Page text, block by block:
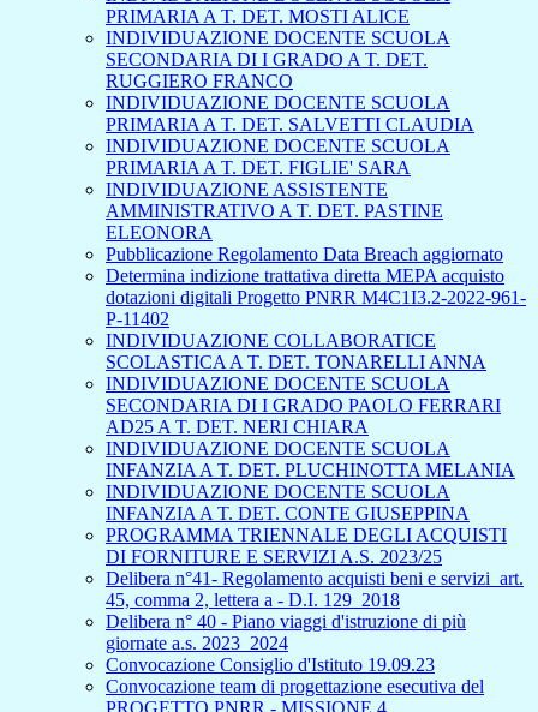
PRIMARIA A T. DET. MOSTI ALICE
INDIVIDUAZIONE DOCENTE SCUOLA
SECONDARIA DI I GRADO A T. DET.
RUGGIERO FRANCO
INDIVIDUAZIONE DOCENTE SCUOLA
PRIMARIA A T. DET. SALVETTI CLAUDIA
INDIVIDUAZIONE DOCENTE SCUOLA
PRIMARIA A T. DET. FIGLIE' SARA
INDIVIDUAZIONE ASSISTENTE
AMMINISTRATIVO A T. DET. PASTINE
ELEONORA
Pubblicazione Regolamento Data Breach aggiornato
Determina indizione trattativa diretta MEPA acquisto
dotazioni digitali Progetto PNRR M4C1I3.2-2022-961-
P-11402
INDIVIDUAZIONE COLLABORATICE
SCOLASTICA A T. DET. TONARELLI ANNA
INDIVIDUAZIONE DOCENTE SCUOLA
SECONDARIA DI I GRADO PAOLO FERRARI
AD25 A T. DET. NERI CHIARA
INDIVIDUAZIONE DOCENTE SCUOLA
INFANZIA A T. DET. PLUCHINOTTA MELANIA
INDIVIDUAZIONE DOCENTE SCUOLA
INFANZIA A T. DET. CONTE GIUSEPPINA
PROGRAMMA TRIENNALE DEGLI ACQUISTI
DI FORNITURE E SERVIZI A.S. 2023/25
Delibera n°41- Regolamento acquisti beni e servizi_art.
45, comma 2, lettera a - D.I. 129_2018
Delibera n° 40 - Piano viaggi d'istruzione di più
giornate a.s. 2023_2024
Convocazione Consiglio d'Istituto 19.09.23
Convocazione team di progettazione esecutiva del